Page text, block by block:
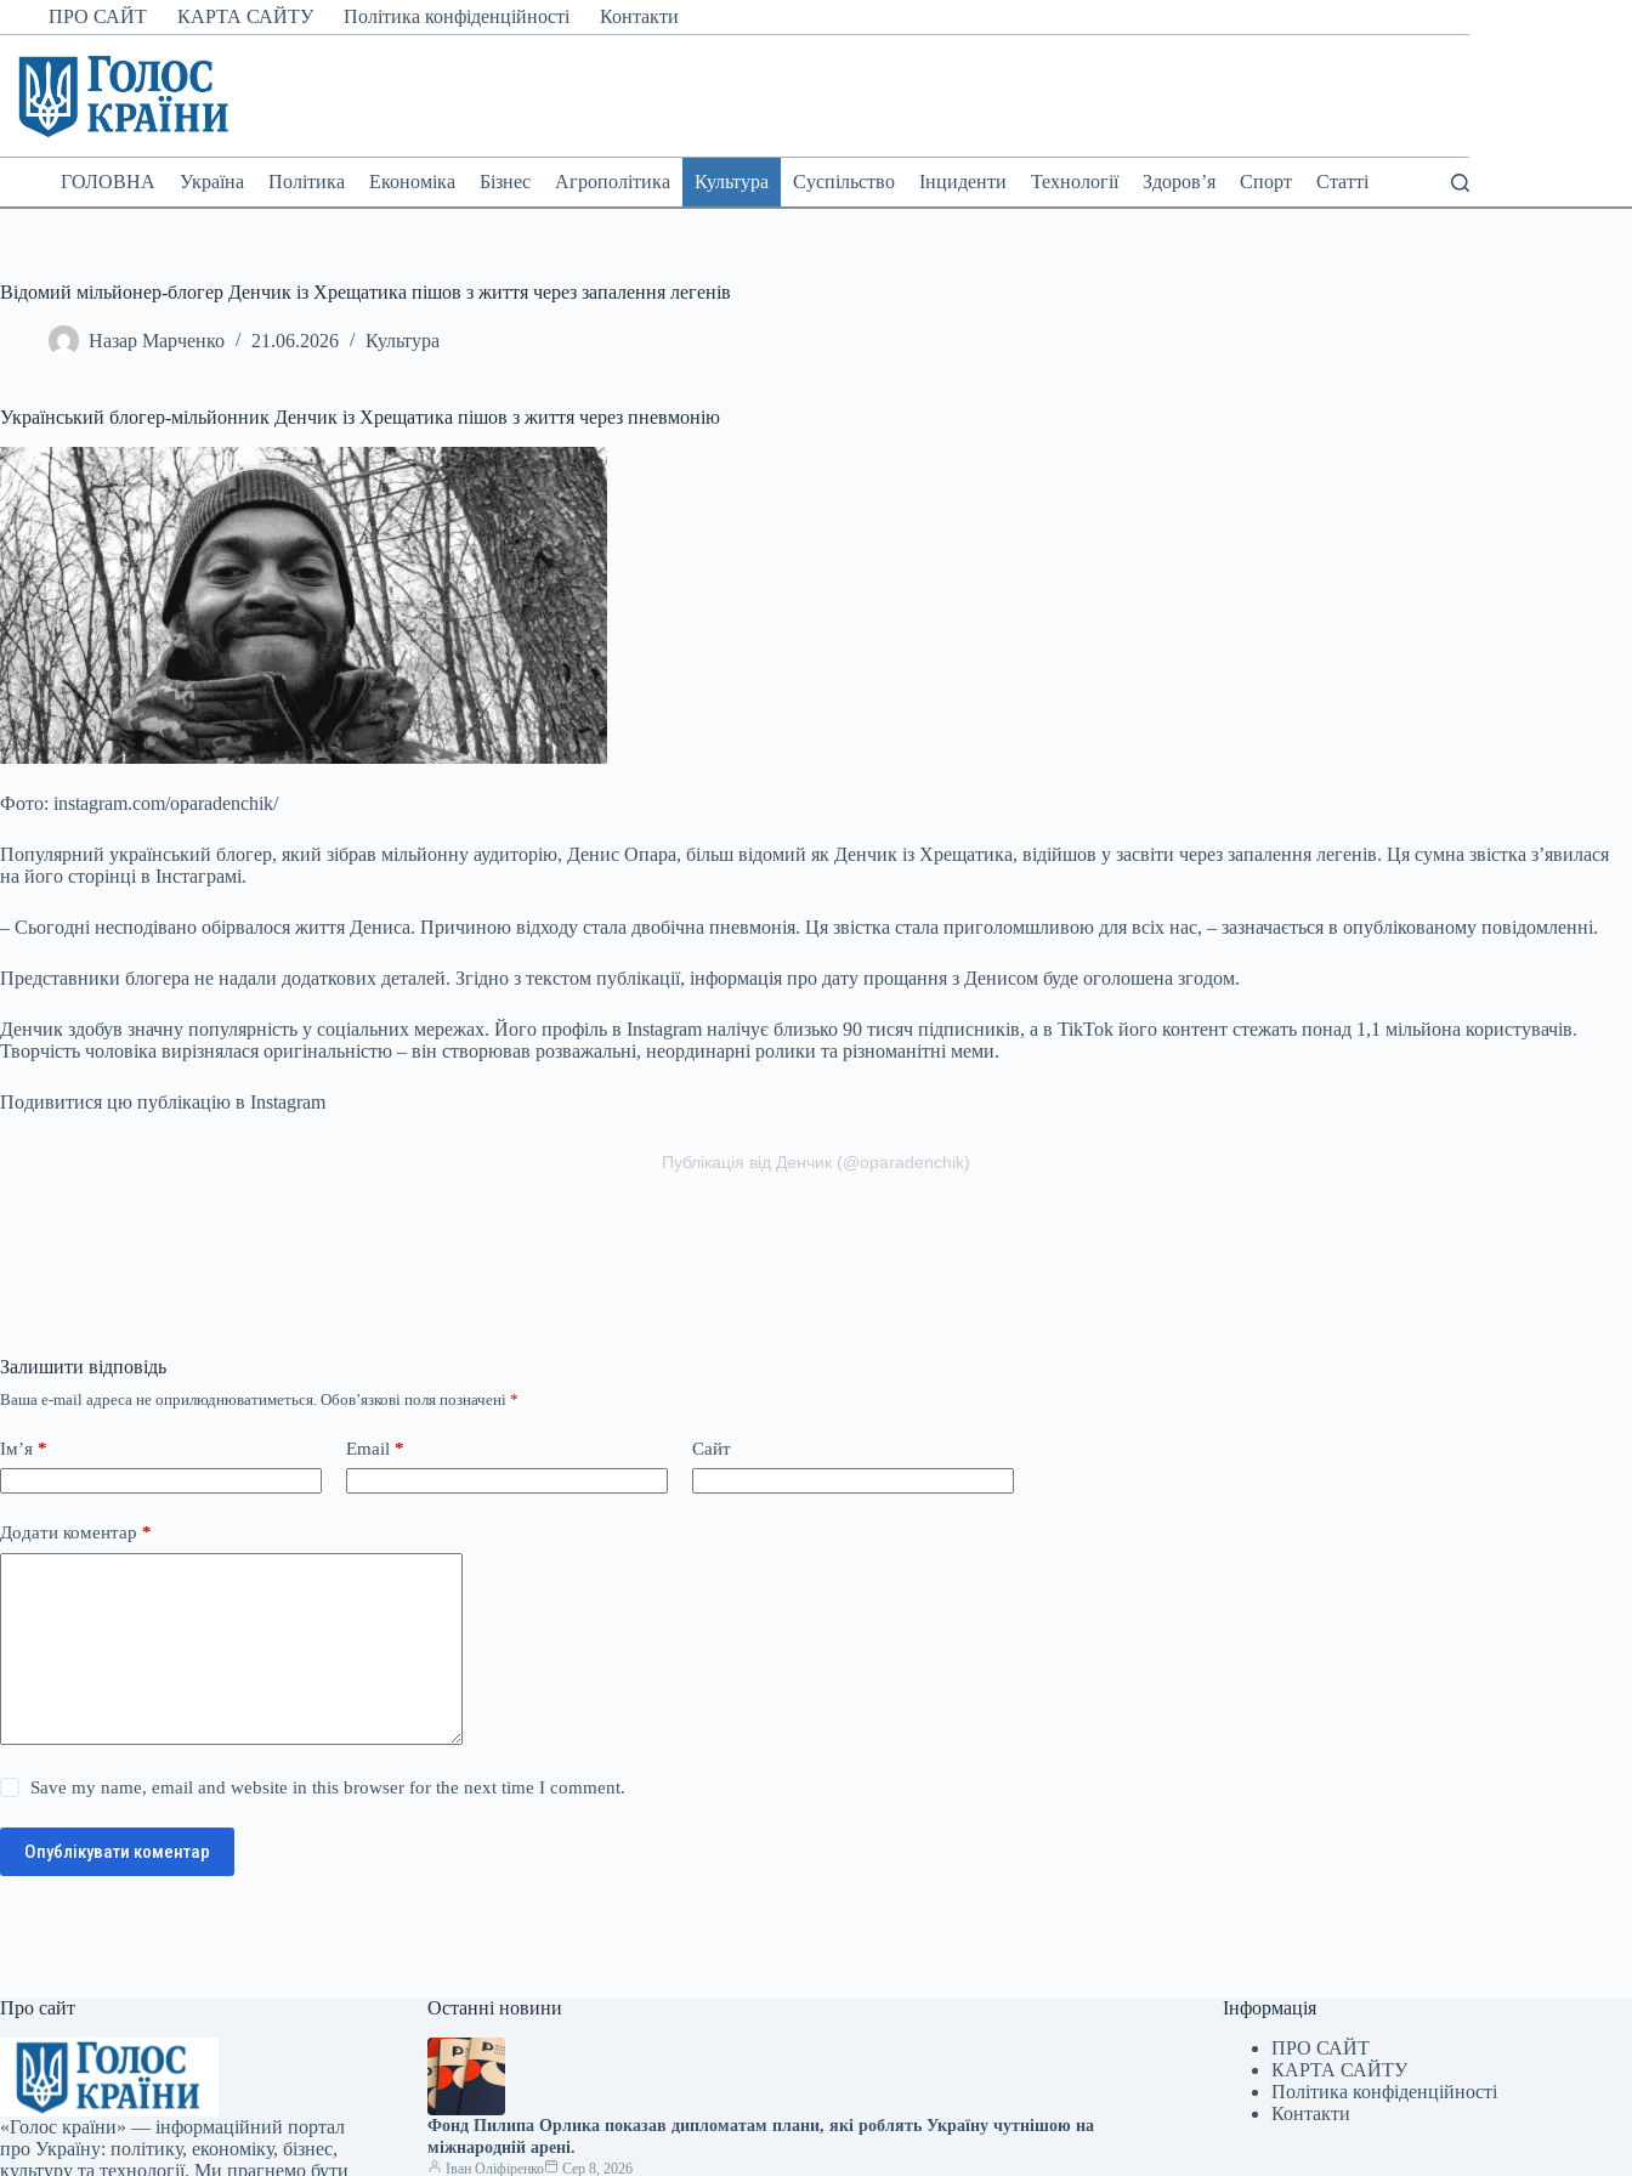
Перейти
до
вмісту
ПРО САЙТ КАРТА САЙТУ Політика конфіденційності Контакти
ГОЛОВНА Україна Політика Економіка Бізнес Агрополітика Культура Суспільство Інциденти Технології Здоров’я Спорт Статті
Відомий мільйонер-блогер Денчик із Хрещатика пішов з життя через запалення легенів
Назар Марченко 21.06.2026 Культура
Український блогер-мільйонник Денчик із Хрещатика пішов з життя через пневмонію
Фото: instagram.com/oparadenchik/
Популярний український блогер, який зібрав мільйонну аудиторію, Денис Опара, більш відомий як Денчик із Хрещатика, відійшов у засвіти через запалення легенів. Ця сумна звістка з’явилася
на його сторінці в Інстаграмі.
– Сьогодні несподівано обірвалося життя Дениса. Причиною відходу стала двобічна пневмонія. Ця звістка стала приголомшливою для всіх нас, – зазначається в опублікованому повідомленні.
Представники блогера не надали додаткових деталей. Згідно з текстом публікації, інформація про дату прощання з Денисом буде оголошена згодом.
Денчик здобув значну популярність у соціальних мережах. Його профіль в Instagram налічує близько 90 тисяч підписників, а в TikTok його контент стежать понад 1,1 мільйона користувачів.
Творчість чоловіка вирізнялася оригінальністю – він створював розважальні, неординарні ролики та різноманітні меми.
Подивитися цю публікацію в Instagram
Публікація від Денчик (@oparadenchik)
Залишити відповідь
Ваша e-mail адреса не оприлюднюватиметься. Обов’язкові поля позначені *
Ім’я * Email * Сайт
Додати коментар *
Save my name, email and website in this browser for the next time I comment.
Опублікувати коментар
Про сайт
«Голос країни» — інформаційний портал
про Україну: політику, економіку, бізнес,
культуру та технології. Ми прагнемо бути
Останні новини
Фонд Пилипа Орлика показав дипломатам плани, які роблять Україну чутнішою на
міжнародній арені.
Іван Оліфіренко Сер 8, 2026
Інформація
ПРО САЙТ
КАРТА САЙТУ
Політика конфіденційності
Контакти